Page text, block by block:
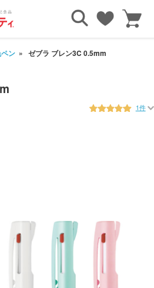
ン ゼブラ ブレン3C 0.5mm
1件